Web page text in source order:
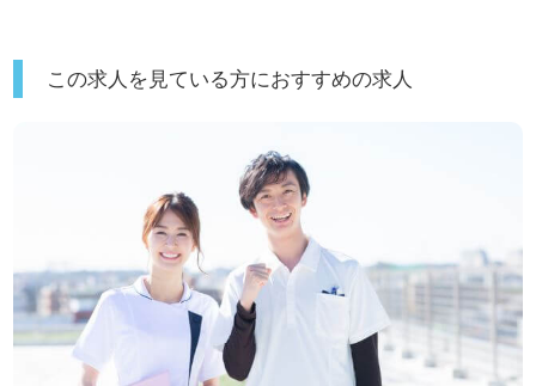
この求人を見ている方におすすめの求人